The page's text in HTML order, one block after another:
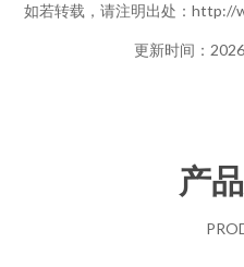
如若转载，请注明出处：http://
更新时间：
产